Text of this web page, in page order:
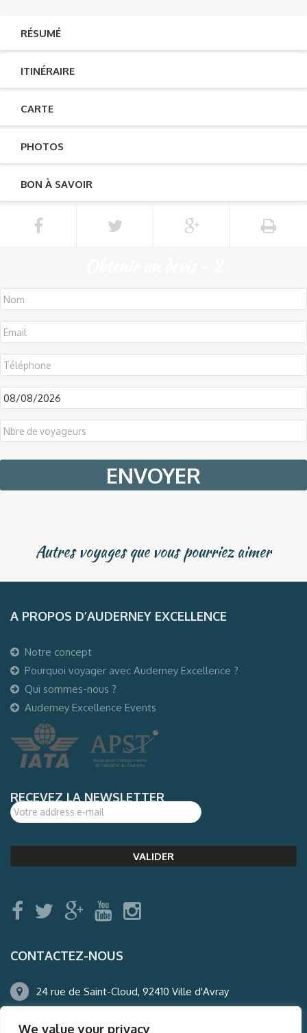
We value your privacy
RÉSUMÉ
ITINÉRAIRE
CARTE
PHOTOS
BON À SAVOIR
DD
slash
MM
Autres voyages que vous pourriez aimer
A PROPOS D’AUDERNEY EXCELLENCE
Notre concept
Pourquoi voyager avec Auderney Excellence ?
Qui sommes-nous ?
Auderney Excellence Events
RECEVEZ LA NEWSLETTER
CONTACTEZ-NOUS
24 rue de Saint-Cloud, 92410 Ville d'Avray